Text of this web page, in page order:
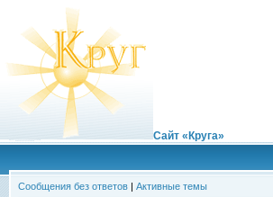
Сайт «Круга»
Сообщения без ответов | Активные темы